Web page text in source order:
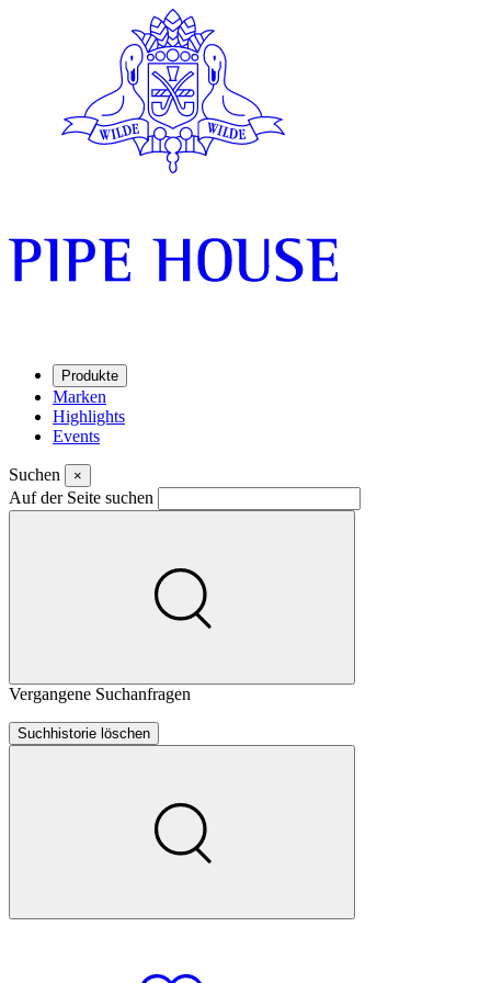
Produkte
Marken
Highlights
Events
Suchen ×
Auf der Seite suchen
Vergangene Suchanfragen
Suchhistorie löschen